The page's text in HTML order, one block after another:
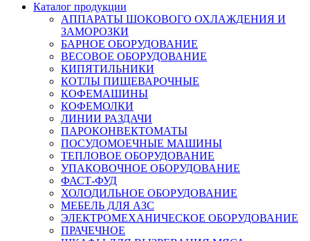
Каталог продукции
АППАРАТЫ ШОКОВОГО ОХЛАЖДЕНИЯ И
ЗАМОРОЗКИ
БАРНОЕ ОБОРУДОВАНИЕ
ВЕСОВОЕ ОБОРУДОВАНИЕ
КИПЯТИЛЬНИКИ
КОТЛЫ ПИЩЕВАРОЧНЫЕ
КОФЕМАШИНЫ
КОФЕМОЛКИ
ЛИНИИ РАЗДАЧИ
ПАРОКОНВЕКТОМАТЫ
ПОСУДОМОЕЧНЫЕ МАШИНЫ
ТЕПЛОВОЕ ОБОРУДОВАНИЕ
УПАКОВОЧНОЕ ОБОРУДОВАНИЕ
ФАСТ-ФУД
ХОЛОДИЛЬНОЕ ОБОРУДОВАНИЕ
МЕБЕЛЬ ДЛЯ АЗС
ЭЛЕКТРОМЕХАНИЧЕСКОЕ ОБОРУДОВАНИЕ
ПРАЧЕЧНОЕ